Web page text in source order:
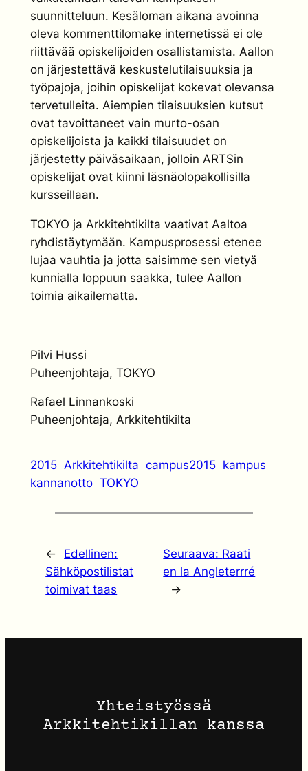
suunnitteluun. Kesäloman aikana avoinna
oleva kommenttilomake internetissä ei ole
riittävää opiskelijoiden osallistamista. Aallon
on järjestettävä keskustelutilaisuuksia ja
työpajoja, joihin opiskelijat kokevat olevansa
tervetulleita. Aiempien tilaisuuksien kutsut
ovat tavoittaneet vain murto-osan
opiskelijoista ja kaikki tilaisuudet on
järjestetty päiväsaikaan, jolloin ARTSin
opiskelijat ovat kiinni läsnäolopakollisilla
kursseillaan.
TOKYO ja Arkkitehtikilta vaativat Aaltoa
ryhdistäytymään. Kampusprosessi etenee
lujaa vauhtia ja jotta saisimme sen vietyä
kunnialla loppuun saakka, tulee Aallon
toimia aikailematta.
Pilvi Hussi
Puheenjohtaja, TOKYO
Rafael Linnankoski
Puheenjohtaja, Arkkitehtikilta
2015 Arkkitehtikilta campus2015 kampus
kannanotto TOKYO
←
Edellinen:
Sähköpostilistat
toimivat taas
Seuraava: Raati
en la Angleterrré
→
Yhteistyössä
Arkkitehtikillan kanssa